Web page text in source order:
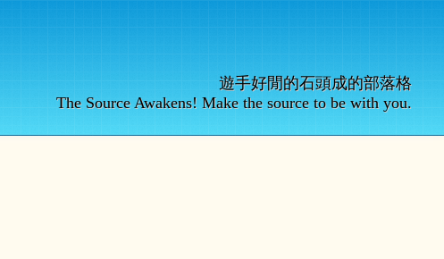
遊手好閒的石頭成的部落格
The Source Awakens! Make the source to be with you.